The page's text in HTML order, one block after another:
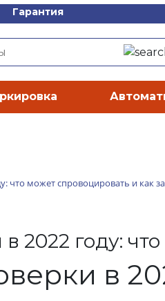
Гарантия
что может спровоцировать и как
2022 году:
в